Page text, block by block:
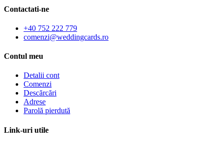
Contactati-ne
+40 752 222 779
comenzi@weddingcards.ro
Contul meu
Detalii cont
Comenzi
Descărcări
Adrese
Parolă pierdută
Link-uri utile